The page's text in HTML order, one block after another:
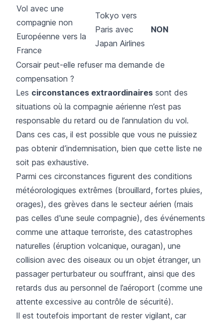
Vol avec une
compagnie non
Européenne vers la
France
Tokyo vers
Paris avec
Japan Airlines
NON
Corsair peut-elle refuser ma demande de
compensation ?
Les circonstances extraordinaires sont des
situations où la compagnie aérienne n’est pas
responsable du retard ou de l’annulation du vol.
Dans ces cas, il est possible que vous ne puissiez
pas obtenir d’indemnisation, bien que cette liste ne
soit pas exhaustive.
Parmi ces circonstances figurent des conditions
météorologiques extrêmes (brouillard, fortes pluies,
orages), des grèves dans le secteur aérien (mais
pas celles d'une seule compagnie), des événements
comme une attaque terroriste, des catastrophes
naturelles (éruption volcanique, ouragan), une
collision avec des oiseaux ou un objet étranger, un
passager perturbateur ou souffrant, ainsi que des
retards dus au personnel de l’aéroport (comme une
attente excessive au contrôle de sécurité).
Il est toutefois important de rester vigilant, car